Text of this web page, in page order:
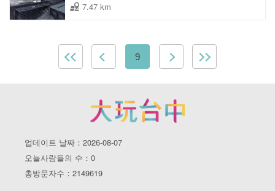
7.47 km
9
업데이트 날짜：2026-08-07
오늘사람들의 수：0
총방문자수：2149619